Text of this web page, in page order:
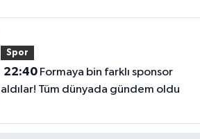
Spor
22:40Formaya bin farklı sponsor
aldılar! Tüm dünyada gündem oldu